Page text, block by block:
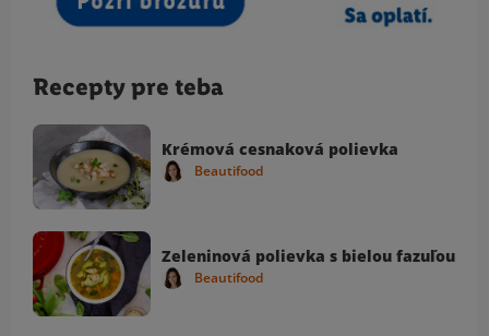
Recepty pre teba
Krémová cesnaková polievka
Beautifood
Zeleninová polievka s bielou fazuľou
Beautifood